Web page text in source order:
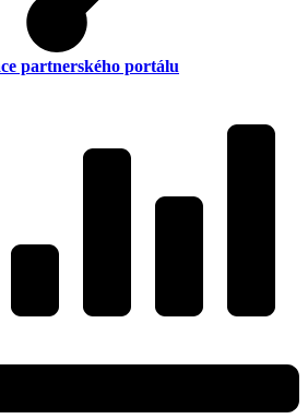
partnerského portálu